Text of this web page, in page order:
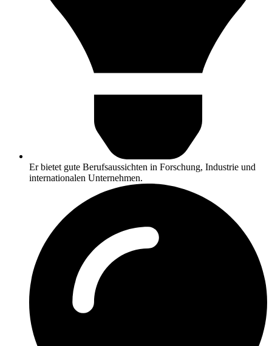
Er bietet gute Berufsaussichten in Forschung, Industrie und
internationalen Unternehmen.